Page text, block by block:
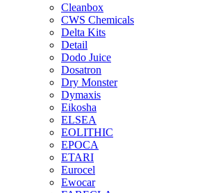
Cleanbox
CWS Chemicals
Delta Kits
Detail
Dodo Juice
Dosatron
Dry Monster
Dymaxis
Eikosha
ELSEA
EOLITHIC
EPOCA
ETARI
Eurocel
Ewocar